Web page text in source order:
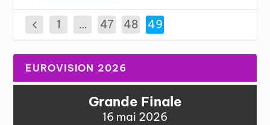
1 … 47 48 49
EUROVISION 2026
Grande Finale
16 mai 2026